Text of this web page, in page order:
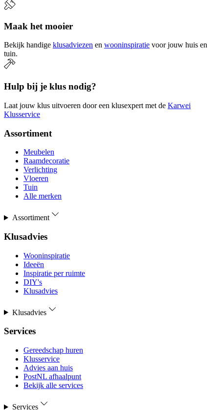
Maak het mooier
Bekijk handige klusadviezen en wooninspiratie voor jouw huis en
tuin.
Hulp bij je klus nodig?
Laat jouw klus uitvoeren door een klusexpert met de Karwei
Klusservice
Assortiment
Meubelen
Raamdecoratie
Verlichting
Vloeren
Tuin
Alle merken
Assortiment
Klusadvies
Wooninspiratie
Ideeën
Inspiratie per ruimte
DIY's
Klusadvies
Klusadvies
Services
Gereedschap huren
Klusservice
Advies aan huis
PostNL afhaalpunt
Bekijk alle services
Services